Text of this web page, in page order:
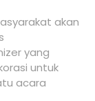
akan
yang
untuk
acara